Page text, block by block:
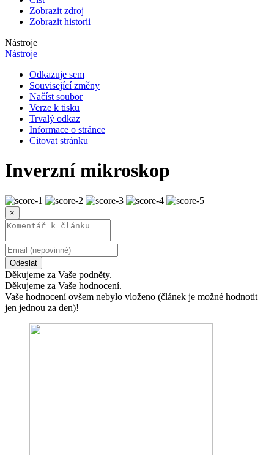
Zobrazit zdroj
Zobrazit historii
Nástroje
Nástroje
Odkazuje sem
Související změny
Načíst soubor
Verze k tisku
Trvalý odkaz
Informace o stránce
Citovat stránku
Inverzní mikroskop
×
Odeslat
Děkujeme za Vaše podněty.
Děkujeme za Vaše hodnocení.
Vaše hodnocení ovšem nebylo vloženo (článek je možné hodnotit
jen jednou za den)!